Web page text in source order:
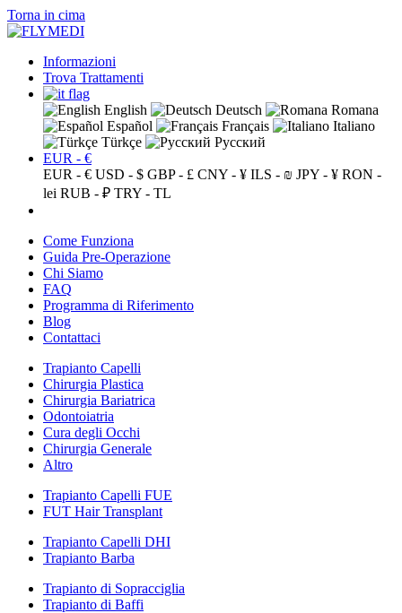
Torna in cima
Informazioni
Trova Trattamenti
English Deutsch
Romana
Español
Français
Italiano
Türkçe
Русский
EUR - €
EUR - € USD - $ GBP - £ CNY - ¥ ILS - ₪ JPY - ¥ RON -
lei RUB - ₽ TRY - TL
Come Funziona
Guida Pre-Operazione
Chi Siamo
FAQ
Programma di Riferimento
Blog
Contattaci
Trapianto Capelli
Chirurgia Plastica
Chirurgia Bariatrica
Odontoiatria
Cura degli Occhi
Chirurgia Generale
Altro
Trapianto Capelli FUE
FUT Hair Transplant
Trapianto Capelli DHI
Trapianto Barba
Trapianto di Sopracciglia
Trapianto di Baffi